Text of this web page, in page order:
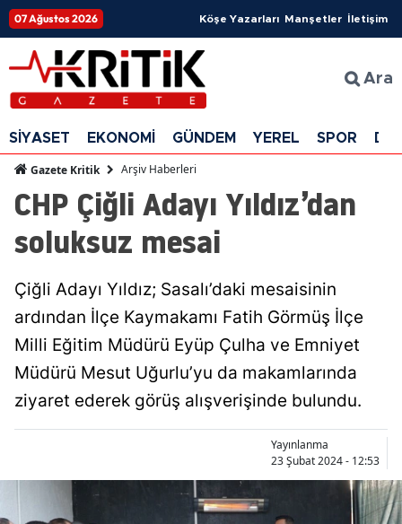
07 Ağustos 2026 Köşe Yazarları Manşetler İletişim
Ara
SİYASET EKONOMİ GÜNDEM YEREL SPOR
Gazete Kritik Arşiv Haberleri
CHP Çiğli Adayı Yıldız’dan
soluksuz mesai
Çiğli Adayı Yıldız; Sasalı’daki mesaisinin
ardından İlçe Kaymakamı Fatih Görmüş İlçe
Milli Eğitim Müdürü Eyüp Çulha ve Emniyet
Müdürü Mesut Uğurlu’yu da makamlarında
ziyaret ederek görüş alışverişinde bulundu.
Yayınlanma
23 Şubat 2024 - 12:53